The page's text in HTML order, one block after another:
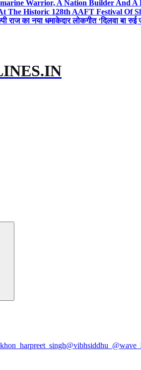
Warrior, A Nation Builder And A
The Historic 128th AAFT Festival Of
राज का नया धमाकेदार लोकगीत ‘दिलवा बा रुई
@vibhsiddhu_